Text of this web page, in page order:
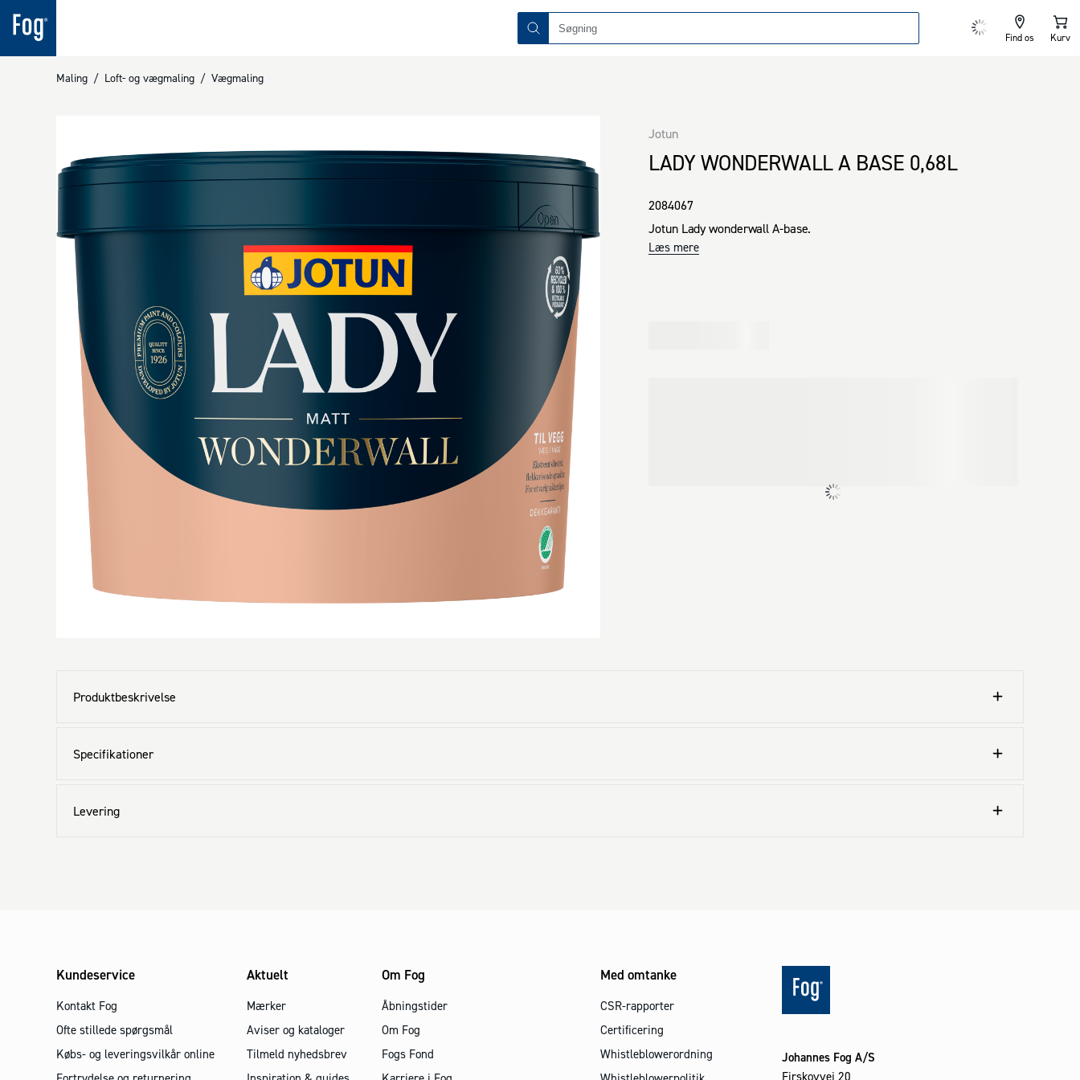
Find os Kurv
Maling / Loft- og vægmaling / Vægmaling
LADY WONDERWALL A BASE 0,68L
Jotun
2084067
Jotun Lady wonderwall A-base.
Læs mere
Produktbeskrivelse
Specifikationer
Levering
Kundeservice
Kontakt Fog
Ofte stillede spørgsmål
Købs- og leveringsvilkår online
Aktuelt
Mærker
Aviser og kataloger
Tilmeld nyhedsbrev
Om Fog
Åbningstider
Om Fog
Fogs Fond
Med omtanke
CSR-rapporter
Certificering
Whistleblowerordning
Johannes Fog A/S
Firskovvej 20